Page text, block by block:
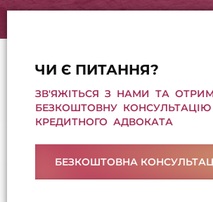
ЧИ Є ПИТАННЯ?
ЗВ'ЯЖІТЬСЯ З НАМИ ТА
БЕЗКОШТОВНУ КОНСУЛЬТАЦІЮ
КРЕДИТНОГО АДВОКАТА
БЕЗКОШТОВНА